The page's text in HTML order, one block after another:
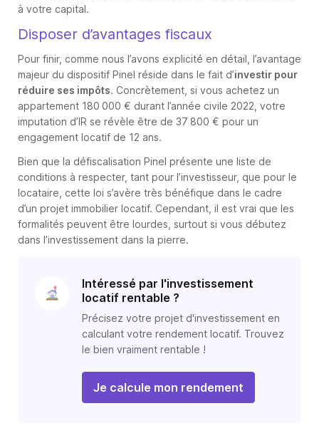
à votre capital.
Disposer d’avantages fiscaux
Pour finir, comme nous l’avons explicité en détail, l’avantage
majeur du dispositif Pinel réside dans le fait d’investir pour
réduire ses impôts. Concrètement, si vous achetez un
appartement 180 000 € durant l’année civile 2022, votre
imputation d’IR se révèle être de 37 800 € pour un
engagement locatif de 12 ans.
Bien que la défiscalisation Pinel présente une liste de
conditions à respecter, tant pour l’investisseur, que pour le
locataire, cette loi s’avère très bénéfique dans le cadre
d’un projet immobilier locatif. Cependant, il est vrai que les
formalités peuvent être lourdes, surtout si vous débutez
dans l’investissement dans la pierre.
Intéressé par l'investissement
locatif rentable ?
Précisez votre projet d'investissement en
calculant votre rendement locatif. Trouvez
le bien vraiment rentable !
Je calcule mon rendement